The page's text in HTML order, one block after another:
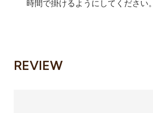
時間で掛けるようにしてください。
REVIEW